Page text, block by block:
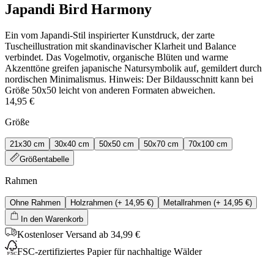
Japandi Bird Harmony
Ein vom Japandi-Stil inspirierter Kunstdruck, der zarte
Tuscheillustration mit skandinavischer Klarheit und Balance
verbindet. Das Vogelmotiv, organische Blüten und warme
Akzenttöne greifen japanische Natursymbolik auf, gemildert durch
nordischen Minimalismus. Hinweis: Der Bildausschnitt kann bei
Größe 50x50 leicht von anderen Formaten abweichen.
14,95 €
Größe
21x30 cm 30x40 cm 50x50 cm 50x70 cm
70x100 cm
Größentabelle
Rahmen
Ohne Rahmen Holzrahmen (+ 14,95 €) Metallrahmen (+ 14,95 €)
In den Warenkorb
Kostenloser Versand ab 34,99 €
FSC-zertifiziertes Papier für nachhaltige Wälder